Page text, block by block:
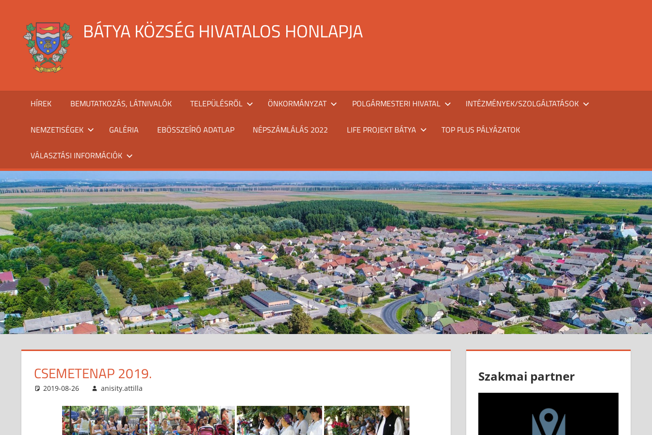
content
BÁTYA KÖZSÉG HIVATALOS HONLAPJA
HÍREK BEMUTATKOZÁS, LÁTNIVALÓK TELEPÜLÉSRŐL ÖNKORMÁNYZAT POLGÁRMESTERI HIVATAL INTÉZMÉNYEK/SZOLGÁLTATÁSOK
NEMZETISÉGEK GALÉRIA EBÖSSZEÍRÓ ADATLAP NÉPSZÁMLÁLÁS 2022 LIFE PROJEKT BÁTYA TOP PLUS PÁLYÁZATOK
VÁLASZTÁSI INFORMÁCIÓK
CSEMETENAP 2019.
2019-08-26 anisity.attilla
Szakmai partner